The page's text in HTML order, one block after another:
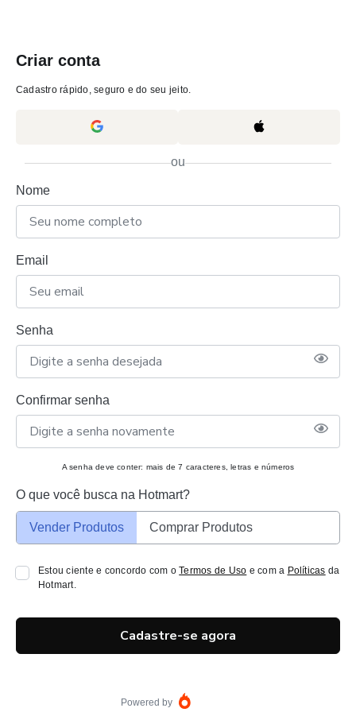
Criar conta
Cadastro rápido, seguro e do seu jeito.
ou
Nome
Email
Senha
Confirmar senha
A senha deve conter: mais de 7 caracteres, letras e números
O que você busca na Hotmart?
Vender Produtos Comprar Produtos
Estou ciente e concordo com oTermos de Uso e com a Políticas da
Hotmart.
Cadastre-se agora
Powered by